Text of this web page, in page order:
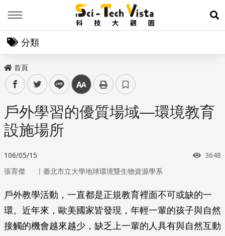
展
分類
首頁
facebooktwitter line 中
戶外學習的優質場域—環境教育
設施場所
106/05/15 瀏覽
3648
張育傑 ｜ 臺北市立大學地球環境暨生物資源學系
戶外教學活動，一直都是正規教育裡面不可或缺的一
環。近年來，歐美國家皆發現，年輕一輩的孩子與自然
接觸的機會越來越少，缺乏上一輩的人具有與自然互動